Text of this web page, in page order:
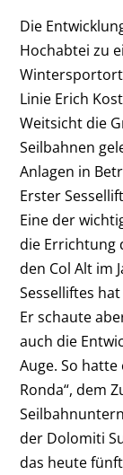
Die
Hochabtei zu
Linie Erich
Weitsicht die
Seilbahnen
Anlagen in
Erster
Eine der
die Errichtung
den Col Alt im
Sesselliftes
Er schaute
auch die
Auge. So
Ronda“, dem
der Dolomiti
das heute